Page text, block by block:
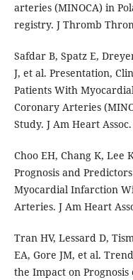
arteries (MINOCA) in
registry. J Thromb
Safdar B, Spatz E,
J, et al. Presentation,
Patients With
Coronary Arteries
Study. J Am Heart
Choo EH, Chang K, Lee
Prognosis and
Myocardial Infarction
Arteries. J Am Heart
Tran HV, Lessard D,
EA, Gore JM, et al.
the Impact on